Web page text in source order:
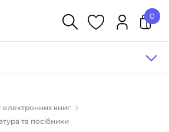
0
електронних книг
та посібники